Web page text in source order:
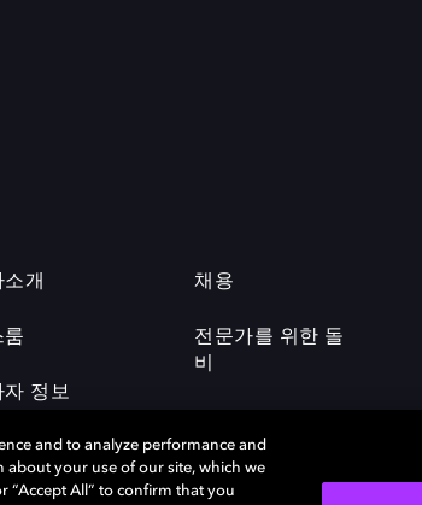
소개
룸
자 정보
채용
전문가를 위한 돌
비
and to analyze performance and
about your use of our site, which we
“Accept All” to confirm that you